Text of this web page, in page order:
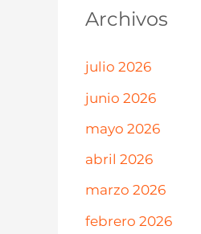
Archivos
julio 2026
junio 2026
mayo 2026
abril 2026
marzo 2026
febrero 2026